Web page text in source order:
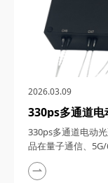
2026.03.09
330ps多通道电
详解梓冠产品
统、OCT、太
330ps多通道电动
品在量子通信、
实际应用 330ps多
飞速发展中，凭借